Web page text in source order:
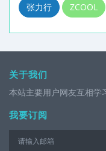
张力行 ZCOOL
关于我们
本站主要用户网友互相学
我要订阅